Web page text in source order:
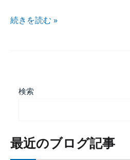
続きを​読む »
検索
最近のブログ記事